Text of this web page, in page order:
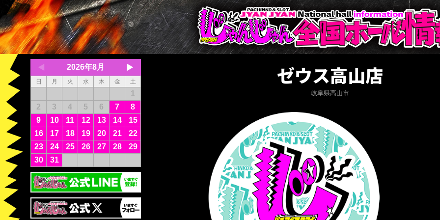
2026年8月
日 月 火 水 木 金 土
1
2
3 4 5 6 7
8
9
10 11 12 13 14
15
16
17 18 19 20 21
22
23
24 25 26 27 28
29
30
31
ゼウス高山店
岐阜県高山市